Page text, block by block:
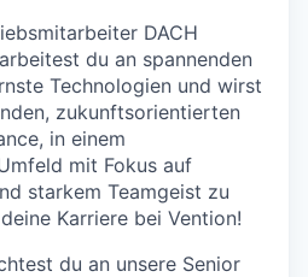
DACH
du an spannenden
Technologien und wirst
zukunftsorientierten
in einem
mit Fokus auf
starkem Teamgeist zu
Karriere bei Vention!
du an unsere Senior